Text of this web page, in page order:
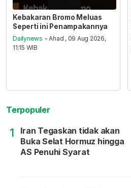
Kebakaran Bromo Meluas
Seperti ini Penampakannya
Dailynews - Ahad , 09 Aug 2026,
11:15 WIB
Terpopuler
1
Iran Tegaskan tidak akan
Buka Selat Hormuz hingga
AS Penuhi Syarat